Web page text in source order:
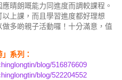
晴朗嘅能力同進度而調較課程。
上課，而且學習進度都好理想
多啲親子活動囉！ 十分滿意，值
系列：
blog/516876609
blog/522204552